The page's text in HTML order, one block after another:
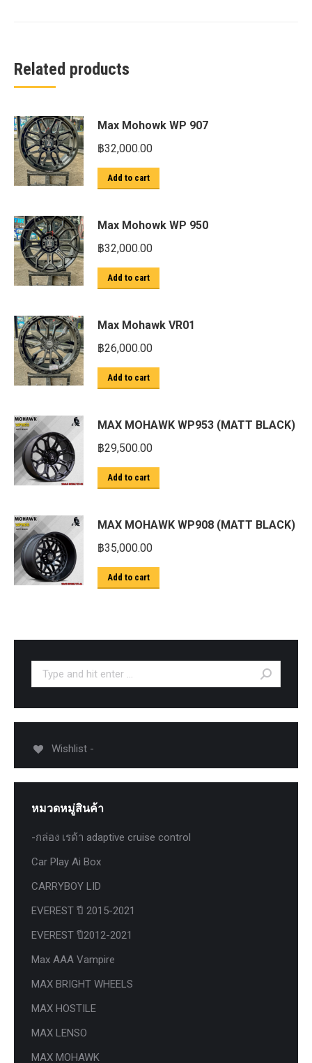
Related products
Max Mohowk WP 907
฿32,000.00
Add to cart
Max Mohowk WP 950
฿32,000.00
Add to cart
Max Mohawk VR01
฿26,000.00
Add to cart
MAX MOHAWK WP953 (MATT BLACK)
฿29,500.00
Add to cart
MAX MOHAWK WP908 (MATT BLACK)
฿35,000.00
Add to cart
Search:
Wishlist -
หมวดหมู่สินค้า
-กล่อง เรด้า adaptive cruise control
Car Play Ai Box
CARRYBOY LID
EVEREST ปี 2015-2021
EVEREST ปี2012-2021
Max AAA Vampire
MAX BRIGHT WHEELS
MAX HOSTILE
MAX LENSO
MAX MOHAWK